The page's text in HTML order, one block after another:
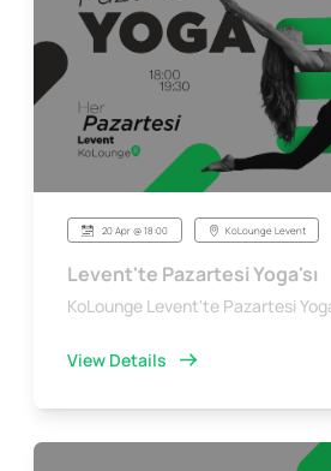
20 Apr @ 18:00 KoLounge Levent
Levent'te Pazartesi Yoga'sı
KoLounge Levent'te Pazartesi
View Details